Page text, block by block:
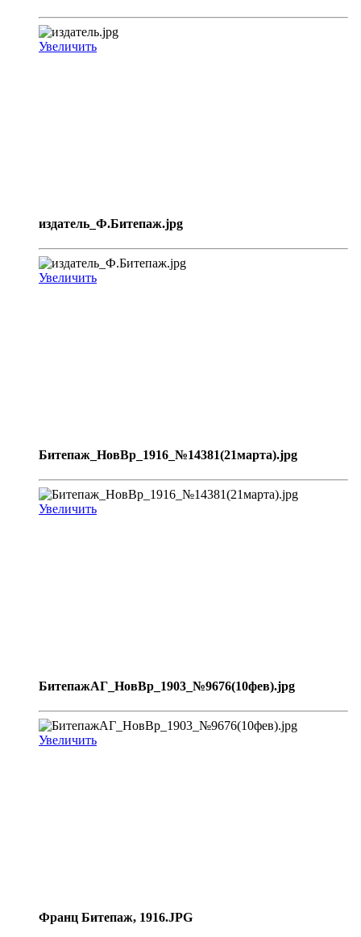
Увеличить
издатель_Ф.Битепаж.jpg
Увеличить
Битепаж_НовВр_1916_№14381(21марта).jpg
Увеличить
БитепажАГ_НовВр_1903_№9676(10фев).jpg
Увеличить
Франц Битепаж, 1916.JPG